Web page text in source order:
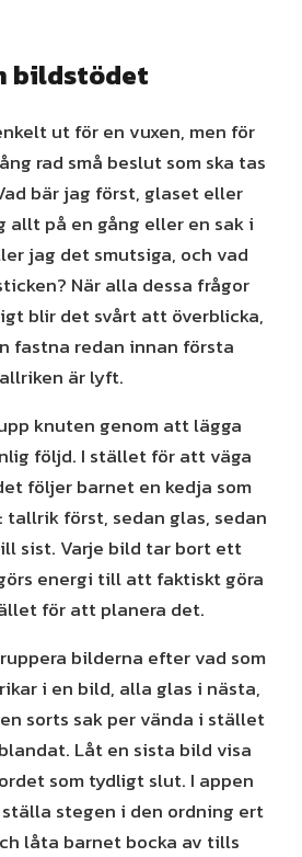
bildstödet
ut för en vuxen, men för
rad små beslut som ska tas
bär jag först, glaset eller
allt på en gång eller en sak i
jag det smutsiga, och vad
När alla dessa frågor
blir det svårt att överblicka,
fastna redan innan första
är lyft.
knuten genom att lägga
följd. I stället för att väga
följer barnet en kedja som
tallrik först, sedan glas, sedan
sist. Varje bild tar bort ett
energi till att faktiskt göra
för att planera det.
bilderna efter vad som
i en bild, alla glas i nästa,
sorts sak per vända i stället
Låt en sista bild visa
som tydligt slut. I appen
stegen i den ordning ert
låta barnet bocka av tills